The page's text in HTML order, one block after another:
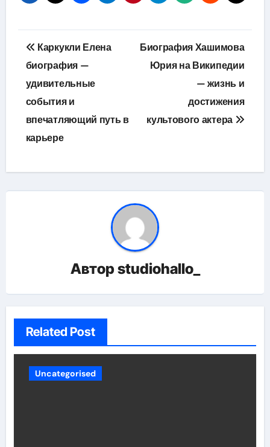
Навигация
по
записям
Каркукли Елена
биография —
удивительные
события и
впечатляющий путь в
карьере
Биография Хашимова
Юрия на Википедии
— жизнь и
достижения
культового актера
Авторstudiohallo_
Related Post
Uncategorised